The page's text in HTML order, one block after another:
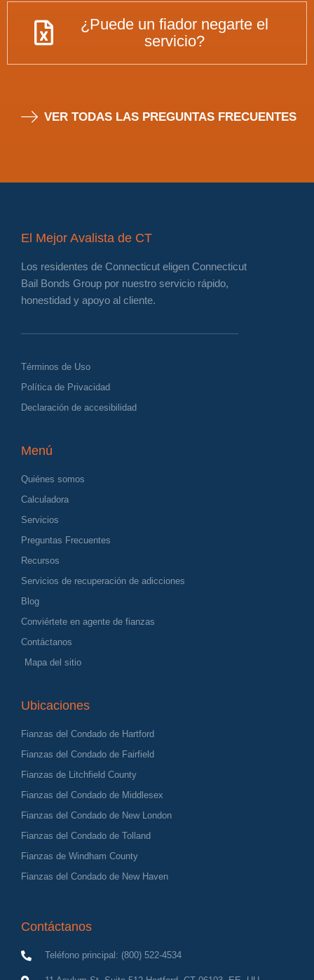
¿Puede un fiador negarte el
servicio?
VER TODAS LAS PREGUNTAS FRECUENTES
El Mejor Avalista de CT
Los residentes de Connecticut eligen Connecticut
Bail Bonds Group por nuestro servicio rápido,
honestidad y apoyo al cliente.
Términos de Uso
Política de Privacidad
Declaración de accesibilidad
Menú
Quiénes somos
Calculadora
Servicios
Preguntas Frecuentes
Recursos
Servicios de recuperación de adicciones
Blog
Conviértete en agente de fianzas
Contáctanos
Mapa del sitio
Ubicaciones
Fianzas del Condado de Hartford
Fianzas del Condado de Fairfield
Fianzas de Litchfield County
Fianzas del Condado de Middlesex
Fianzas del Condado de New London
Fianzas del Condado de Tolland
Fianzas de Windham County
Fianzas del Condado de New Haven
Contáctanos
Teléfono principal: (800) 522-4534